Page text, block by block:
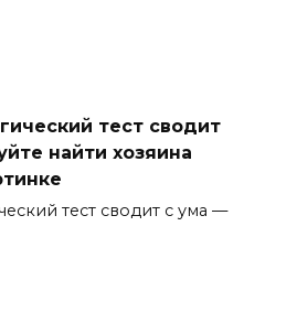
тест сводит
найти хозяина
тест сводит с ума —